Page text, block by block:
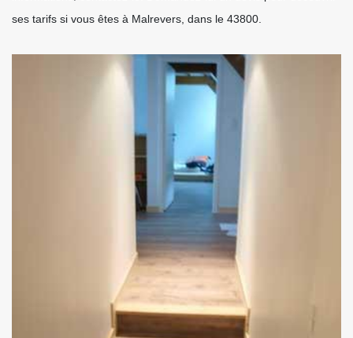
ses tarifs si vous êtes à Malrevers, dans le 43800.